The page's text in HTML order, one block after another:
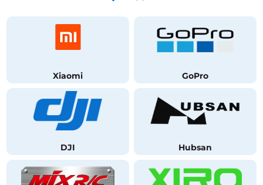
Xiaomi GoPro
DJI Hubsan